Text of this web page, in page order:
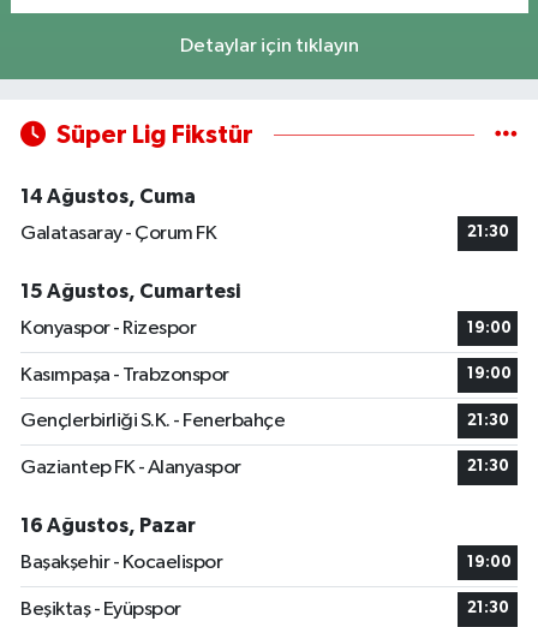
Detaylar için tıklayın
Süper Lig Fikstür
14 Ağustos, Cuma
Galatasaray - Çorum FK
21:30
15 Ağustos, Cumartesi
Konyaspor - Rizespor
19:00
Kasımpaşa - Trabzonspor 19:00
Gençlerbirliği S.K. - Fenerbahçe 21:30
Gaziantep FK - Alanyaspor 21:30
16 Ağustos, Pazar
Başakşehir - Kocaelispor
19:00
Beşiktaş - Eyüpspor 21:30